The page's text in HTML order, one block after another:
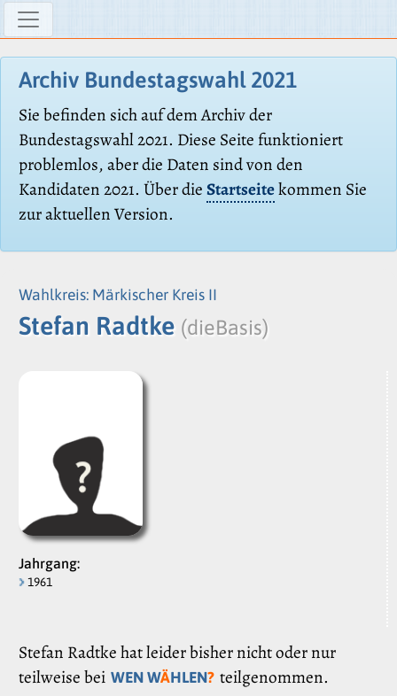
Archiv Bundestagswahl 2021
Sie befinden sich auf dem Archiv der
Bundestagswahl 2021. Diese Seite funktioniert
problemlos, aber die Daten sind von den
Kandidaten 2021. Über dieStartseitekommen Sie
zur aktuellen Version.
Wahlkreis: Märkischer Kreis II
Stefan Radtke (dieBasis)
Jahrgang:
1961
Stefan Radtke hat leider bisher nicht oder nur
teilweise bei WEN WÄHLEN? teilgenommen.